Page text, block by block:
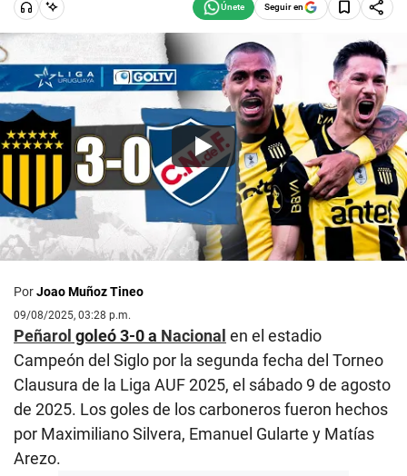
Seguir en
PorJoao Muñoz Tineo
09/08/2025, 03:28 p.m.
Peñarol goleó 3-0 a Nacional en el estadio
Campeón del Siglo por la segunda fecha del Torneo
Clausura de la Liga AUF 2025, el sábado 9 de agosto
de 2025. Los goles de los carboneros fueron hechos
por Maximiliano Silvera, Emanuel Gularte y Matías
Arezo.